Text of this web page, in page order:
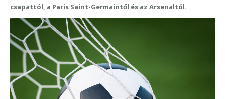
csapattól, a Paris Saint-Germaintől és az Arsenaltól.